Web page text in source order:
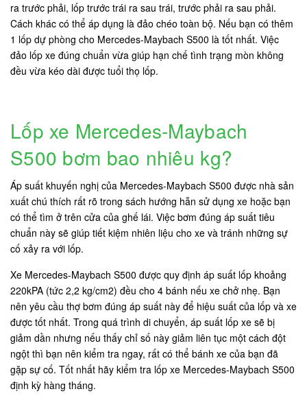
ra trước phải, lốp trước trái ra sau trái, trước phải ra sau phải.
Cách khác có thể áp dụng là đảo chéo toàn bộ. Nếu bạn có thêm
1 lốp dự phòng cho Mercedes-Maybach S500 là tốt nhất. Việc
đảo lốp xe đúng chuẩn vừa giúp hạn chế tình trạng mòn không
đều vừa kéo dài được tuổi thọ lốp.
Lốp xe Mercedes-Maybach
S500 bơm bao nhiêu kg?
Áp suất khuyến nghị của Mercedes-Maybach S500 được nhà sản
xuất chú thích rất rõ trong sách hướng hẫn sử dụng xe hoặc bạn
có thể tìm ở trên cửa của ghế lái. Việc bơm đúng áp suất tiêu
chuẩn này sẽ giúp tiết kiệm nhiên liệu cho xe và tránh những sự
cố xảy ra với lốp.
Xe Mercedes-Maybach S500 được quy định áp suất lốp khoảng
220kPA (tức 2,2 kg/cm2) đều cho 4 bánh nếu xe chở nhẹ. Bạn
nên yêu cầu thợ bơm đúng áp suất này để hiệu suất của lốp và xe
được tốt nhất. Trong quá trình di chuyển, áp suất lốp xe sẽ bị
giảm dần nhưng nếu thấy chỉ số này giảm liên tục một cách đột
ngột thì bạn nên kiểm tra ngay, rất có thể bánh xe của bạn đã
gặp sự cố. Tốt nhất hãy kiểm tra lốp xe Mercedes-Maybach S500
định kỳ hàng tháng.